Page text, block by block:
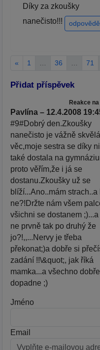
Díky za zkoušky
nanečisto!!!
« 1 36 71
Přidat příspěvek
Reakce
Pavlína – 12.4.2008
#9#Dobrý den.Zkoušky
nanečisto je vážně skvělá
věc,moje sestra se díky
také dostala na
proto věřím,že i já se
dostanu.Zkoušky už se
blíží...Ano..mám strach..a
ne?!Držte nám všem
všichni se dostanem
ne prvně tak po druhý že
jo?!,,...Nervy je třeba
překonat;)a dobře si
zadání !!\&quot;, jak říká
mamka...a všechno dobře
dopadne ;)
Jméno
Email